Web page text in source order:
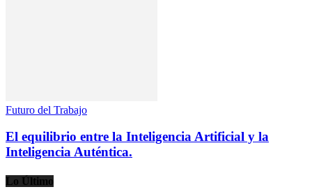
Futuro del Trabajo
El equilibrio entre la Inteligencia Artificial y la
Inteligencia Auténtica.
Lo Último